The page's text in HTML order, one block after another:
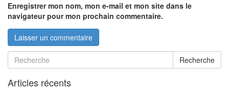
Enregistrer mon nom, mon e-mail et mon site dans le
navigateur pour mon prochain commentaire.
Recherche
Articles récents